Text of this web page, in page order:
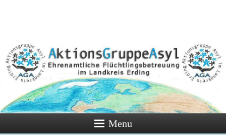
Menu